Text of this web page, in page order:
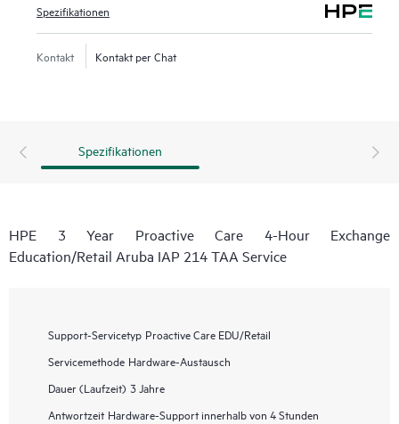
Spezifikationen
Kontakt Kontakt per Chat
Spezifikationen
HPE 3 Year Proactive Care 4-Hour Exchange
Education/Retail Aruba IAP 214 TAA Service
Support-Servicetyp Proactive Care EDU/Retail
Servicemethode Hardware-Austausch
Dauer (Laufzeit) 3 Jahre
Antwortzeit Hardware-Support innerhalb von 4 Stunden